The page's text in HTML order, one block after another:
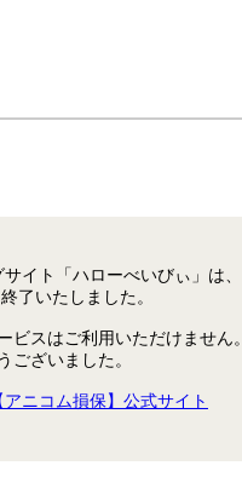
イト「ハローべいびぃ」は、
了いたしました。
ビスはご利用いただけません
ございました。
ニコム損保】公式サイト